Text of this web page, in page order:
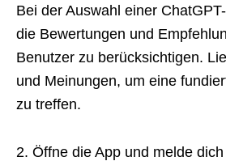
Bei der Auswahl einer
die Bewertungen und
Benutzer zu berücksichtigen.
und Meinungen, um eine
zu treffen.
2. Öffne die App und melde